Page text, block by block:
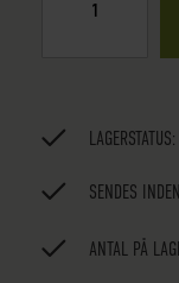
LAGERSTATUS:
SENDES
ANTAL PÅ